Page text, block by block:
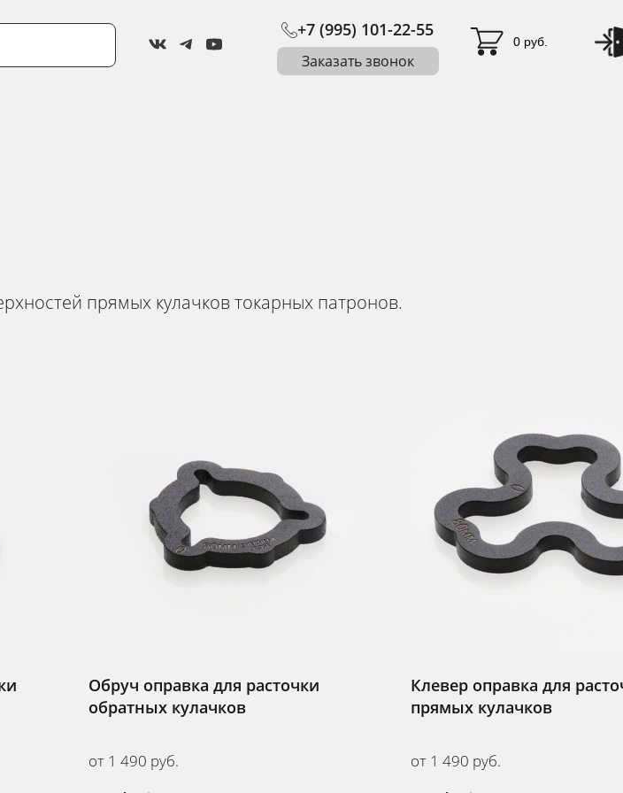
+7 (995) 101-22-55
Заказать звонок
0 руб.
прямых кулачков токарных патронов.
Обруч оправка для расточки
обратных кулачков
от 1 490 руб.
Клевер оправка для
прямых кулачков
от 1 490 руб.